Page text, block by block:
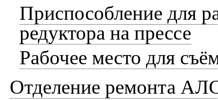
Приспособление для
редуктора на прессе
Рабочее место для
Отделение ремонта